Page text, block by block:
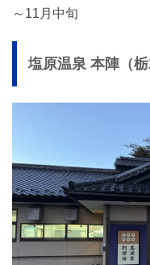
～11月中旬
塩原温泉 本陣（栃